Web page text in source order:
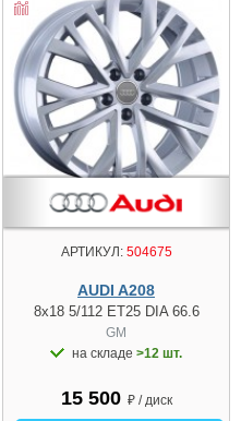
АРТИКУЛ:504675
AUDI A208
8x18 5/112 ET25 DIA 66.6
GM
на складе >12 шт.
15 500 ₽ / диск